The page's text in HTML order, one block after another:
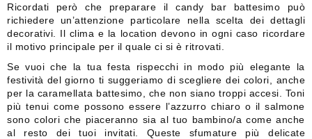
Ricordati però che preparare il candy bar battesimo può
richiedere un’attenzione particolare nella scelta dei dettagli
decorativi. Il clima e la location devono in ogni caso ricordare
il motivo principale per il quale ci si è ritrovati.
Se vuoi che la tua festa rispecchi in modo più elegante la
festività del giorno ti suggeriamo di scegliere dei colori, anche
per la caramellata battesimo, che non siano troppi accesi. Toni
più tenui come possono essere l’azzurro chiaro o il salmone
sono colori che piaceranno sia al tuo bambino/a come anche
al resto dei tuoi invitati. Queste sfumature più delicate